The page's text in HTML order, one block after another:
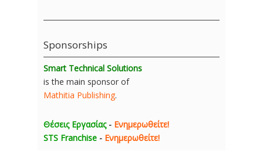
Sponsorships
Smart Technical Solutions
is the main sponsor of
Mathitia Publishing.
Θέσεις Εργασίας - Ενημερωθείτε!
STS Franchise - Ενημερωθείτε!